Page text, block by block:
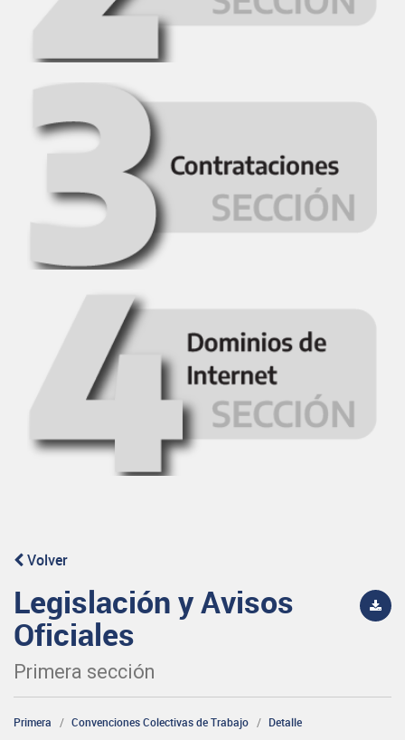
Volver
Legislación y Avisos
Oficiales
Primera sección
Primera Convenciones Colectivas de Trabajo Detalle